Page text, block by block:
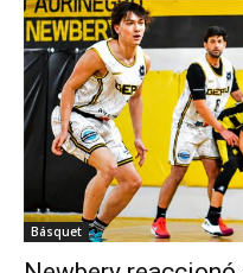
Básquet